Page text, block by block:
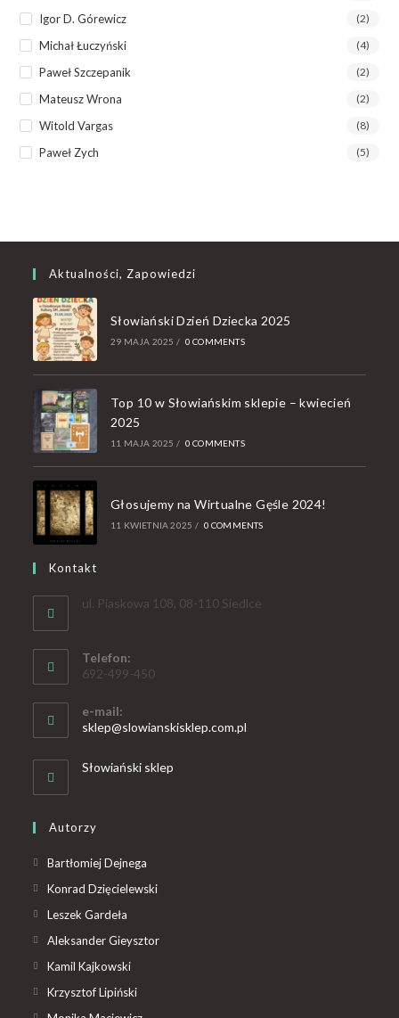
Igor D. Górewicz (2)
Michał Łuczyński (4)
Paweł Szczepanik (2)
Mateusz Wrona (2)
Witold Vargas (8)
Paweł Zych (5)
Aktualności, Zapowiedzi
Słowiański Dzień Dziecka 2025
29 MAJA 2025 / 0 COMMENTS
Top 10 w Słowiańskim sklepie – kwiecień
2025
11 MAJA 2025 / 0 COMMENTS
Głosujemy na Wirtualne Gęśle 2024!
11 KWIETNIA 2025 / 0 COMMENTS
Kontakt
ul. Piaskowa 108, 08-110 Siedlce
Telefon:
692-499-450
e-mail:
sklep@slowianskisklep.com.pl
Słowiański sklep
Autorzy
Bartłomiej Dejnega
Konrad Dzięcielewski
Leszek Gardeła
Aleksander Gieysztor
Kamil Kajkowski
Krzysztof Lipiński